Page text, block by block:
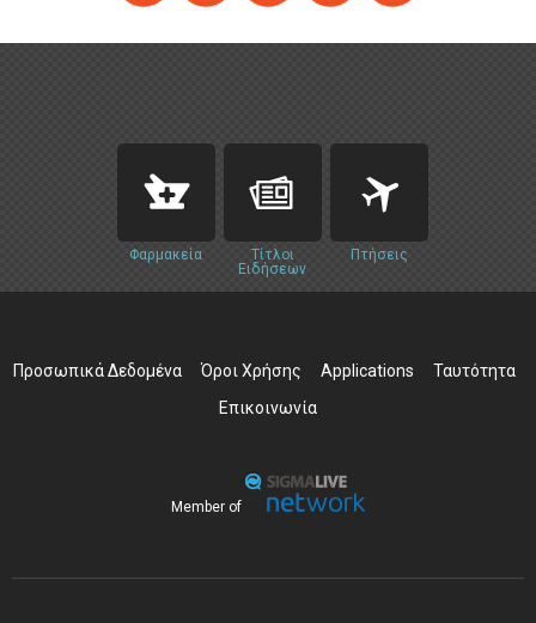
Φαρμακεία
Τίτλοι
Ειδήσεων
Πτήσεις
Προσωπικά Δεδομένα Όροι Χρήσης Applications
Ταυτότητα
Επικοινωνία
Member of